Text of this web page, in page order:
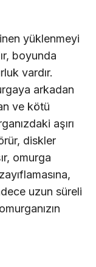
yüklenmeyi
boyunda
vardır.
arkadan
ve kötü
aşırı
diskler
omurga
uzun süreli